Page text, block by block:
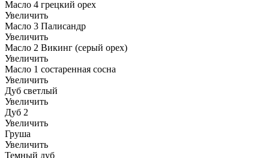
Масло 4 грецкий орех
Увеличить
Масло 3 Палисандр
Увеличить
Масло 2 Викинг (серый орех)
Увеличить
Масло 1 состаренная сосна
Увеличить
Дуб светлый
Увеличить
Дуб 2
Увеличить
Груша
Увеличить
Темный дуб